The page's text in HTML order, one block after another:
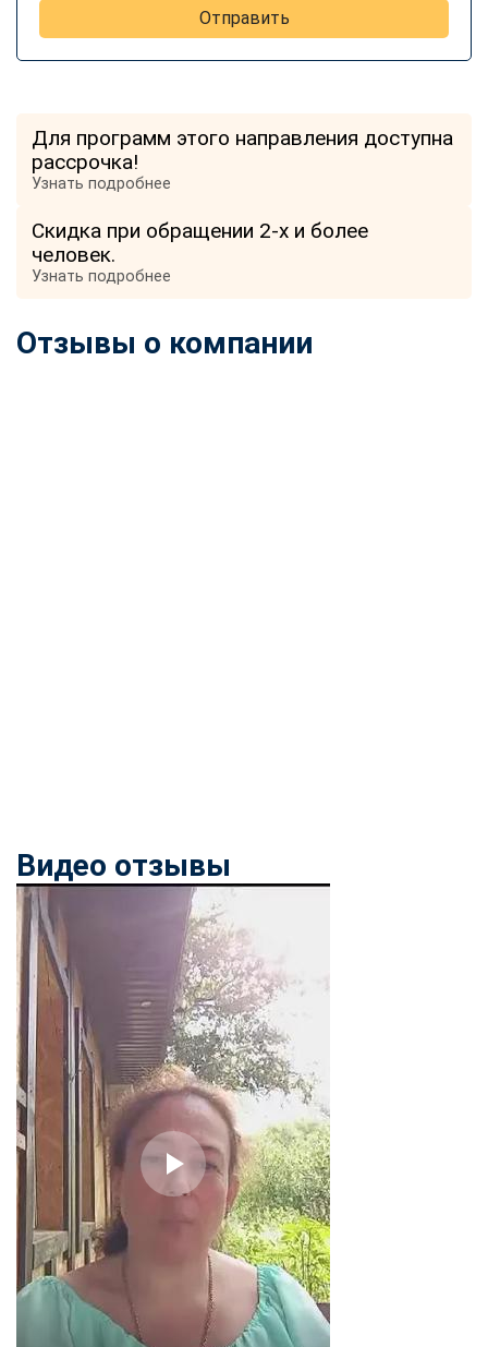
Отправить
Для программ этого направления доступна
рассрочка!
Узнать подробнее
Скидка при обращении 2-х и более
человек.
Узнать подробнее
Отзывы о компании
Видео отзывы